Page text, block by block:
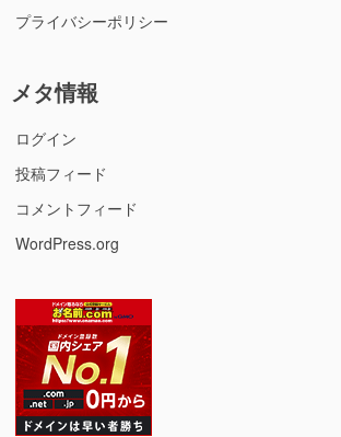
プライバシーポリシー
メタ情報
ログイン
投稿フィード
コメントフィード
WordPress.org